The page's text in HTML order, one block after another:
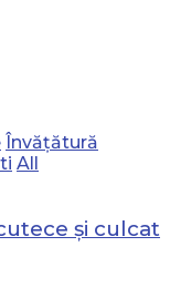
Învățătură
All
și culcat